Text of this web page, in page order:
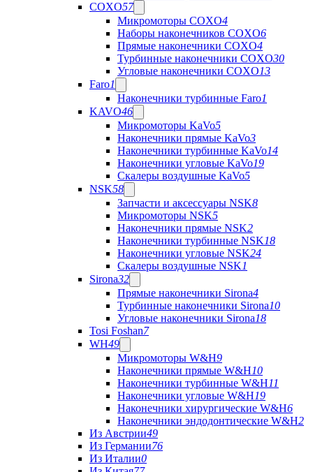
COXO57
Микромоторы COXO4
Наборы наконечников COXO6
Прямые наконечники COXO4
Турбинные наконечники COXO30
Угловые наконечники COXO13
Faro1
Наконечники турбинные Faro1
KAVO46
Микромоторы KaVo5
Наконечники прямые KaVo3
Наконечники турбинные KaVo14
Наконечники угловые KaVo19
Скалеры воздушные KaVo5
NSK58
Запчасти и аксессуары NSK8
Микромоторы NSK5
Наконечники прямые NSK2
Наконечники турбинные NSK18
Наконечники угловые NSK24
Скалеры воздушные NSK1
Sirona32
Прямые наконечники Sirona4
Турбинные наконечники Sirona10
Угловые наконечники Sirona18
Tosi Foshan7
WH49
Микромоторы W&H9
Наконечники прямые W&H10
Наконечники турбинные W&H11
Наконечники угловые W&H19
Наконечники хирургические W&H6
Наконечники эндодонтические W&H2
Из Австрии49
Из Германии76
Из Италии0